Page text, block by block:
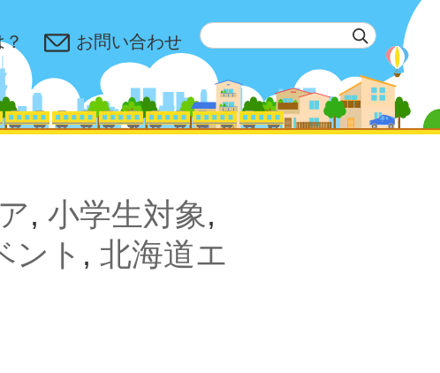
お問い合わせ
, 小学生対象,
ント , 北海道エ